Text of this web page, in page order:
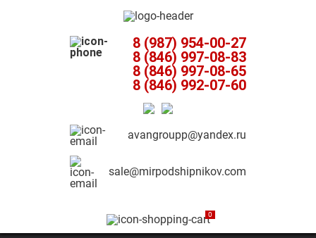
8 (987) 954-00-27
8 (846) 997-08-83
8 (846) 997-08-65
8 (846) 992-07-60
avangroupp@yandex.ru
sale@mirpodshipnikov.com
0